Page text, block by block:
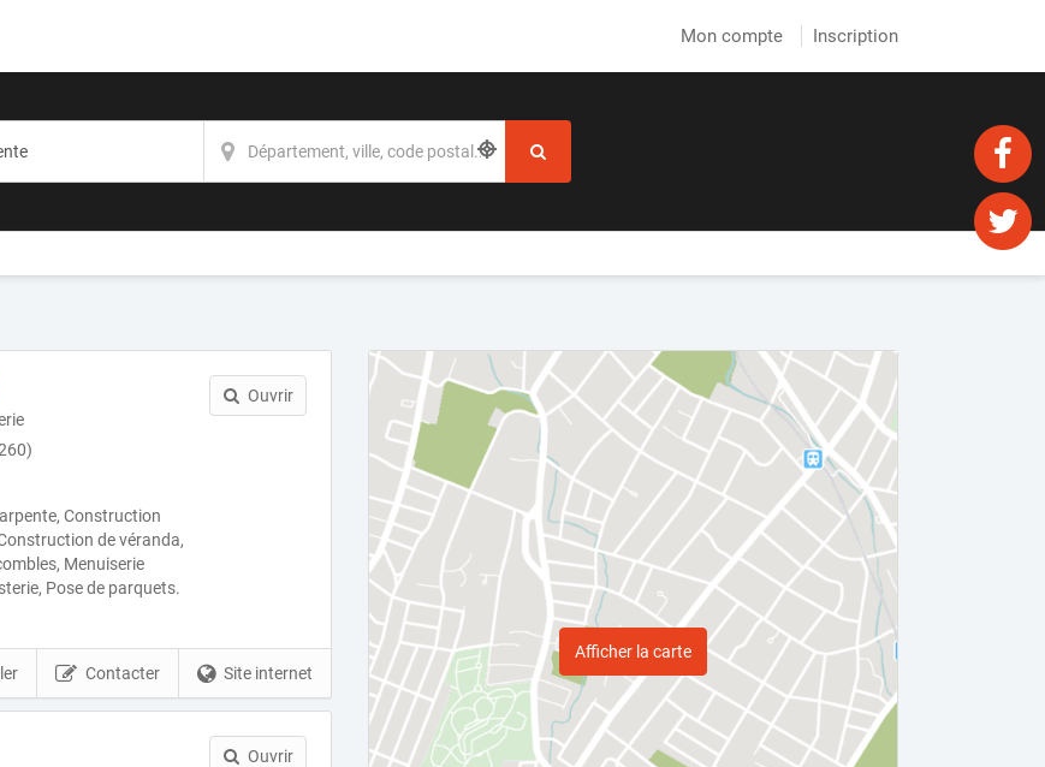
Mon compte Inscription
Construction
de véranda,
Menuiserie
Pose de parquets.
Ouvrir
Site internet
Contacter
Ouvrir
Afficher la carte